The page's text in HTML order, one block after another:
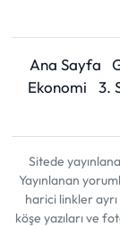
Ana Sayfa
Ekonomi
3.
Sitede
Yayınlanan
harici linkler
köşe yazıları ve